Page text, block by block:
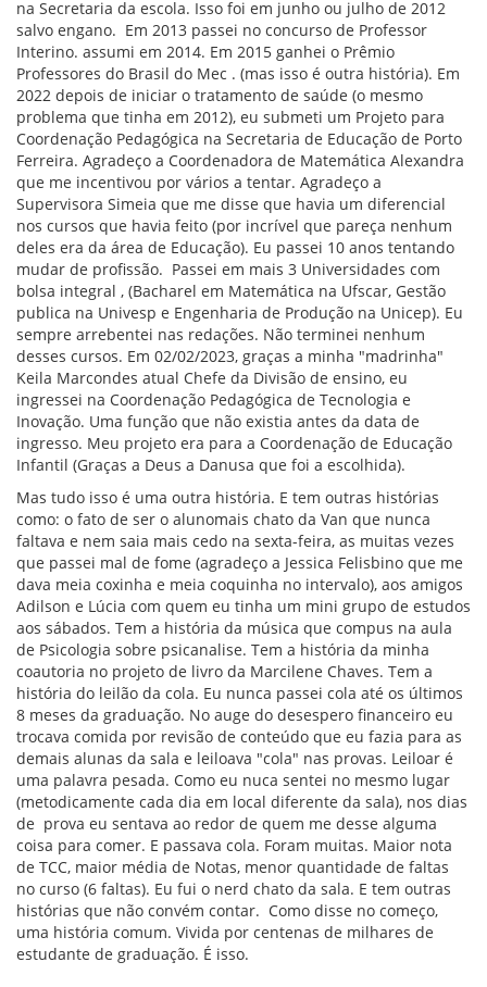
na Secretaria da escola. Isso foi em junho ou julho de 2012
salvo engano. Em 2013 passei no concurso de Professor
Interino. assumi em 2014. Em 2015 ganhei o Prêmio
Professores do Brasil do Mec . (mas isso é outra história). Em
2022 depois de iniciar o tratamento de saúde (o mesmo
problema que tinha em 2012), eu submeti um Projeto para
Coordenação Pedagógica na Secretaria de Educação de Porto
Ferreira. Agradeço a Coordenadora de Matemática Alexandra
que me incentivou por vários a tentar. Agradeço a
Supervisora Simeia que me disse que havia um diferencial
nos cursos que havia feito (por incrível que pareça nenhum
deles era da área de Educação). Eu passei 10 anos tentando
mudar de profissão. Passei em mais 3 Universidades com
bolsa integral , (Bacharel em Matemática na Ufscar, Gestão
publica na Univesp e Engenharia de Produção na Unicep). Eu
sempre arrebentei nas redações. Não terminei nenhum
desses cursos. Em 02/02/2023, graças a minha "madrinha"
Keila Marcondes atual Chefe da Divisão de ensino, eu
ingressei na Coordenação Pedagógica de Tecnologia e
Inovação. Uma função que não existia antes da data de
ingresso. Meu projeto era para a Coordenação de Educação
Infantil (Graças a Deus a Danusa que foi a escolhida).
Mas tudo isso é uma outra história. E tem outras histórias
como: o fato de ser o alunomais chato da Van que nunca
faltava e nem saia mais cedo na sexta-feira, as muitas vezes
que passei mal de fome (agradeço a Jessica Felisbino que me
dava meia coxinha e meia coquinha no intervalo), aos amigos
Adilson e Lúcia com quem eu tinha um mini grupo de estudos
aos sábados. Tem a história da música que compus na aula
de Psicologia sobre psicanalise. Tem a história da minha
coautoria no projeto de livro da Marcilene Chaves. Tem a
história do leilão da cola. Eu nunca passei cola até os últimos
8 meses da graduação. No auge do desespero financeiro eu
trocava comida por revisão de conteúdo que eu fazia para as
demais alunas da sala e leiloava "cola" nas provas. Leiloar é
uma palavra pesada. Como eu nuca sentei no mesmo lugar
(metodicamente cada dia em local diferente da sala), nos dias
de prova eu sentava ao redor de quem me desse alguma
coisa para comer. E passava cola. Foram muitas. Maior nota
de TCC, maior média de Notas, menor quantidade de faltas
no curso (6 faltas). Eu fui o nerd chato da sala. E tem outras
histórias que não convém contar. Como disse no começo,
uma história comum. Vivida por centenas de milhares de
estudante de graduação. É isso.